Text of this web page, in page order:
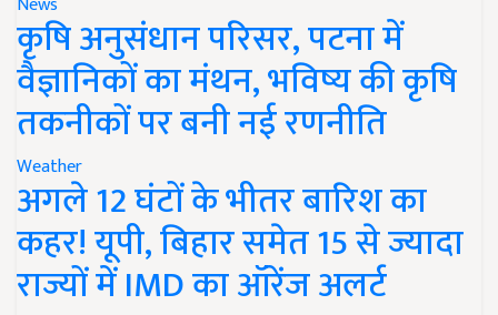
कृषि अनुसंधान परिसर, पटना में
वैज्ञानिकों का मंथन, भविष्य की कृषि
तकनीकों पर बनी नई रणनीति
Weather
अगले 12 घंटों के भीतर बारिश का
कहर! यूपी, बिहार समेत 15 से ज्यादा
राज्यों में IMD का ऑरेंज अलर्ट